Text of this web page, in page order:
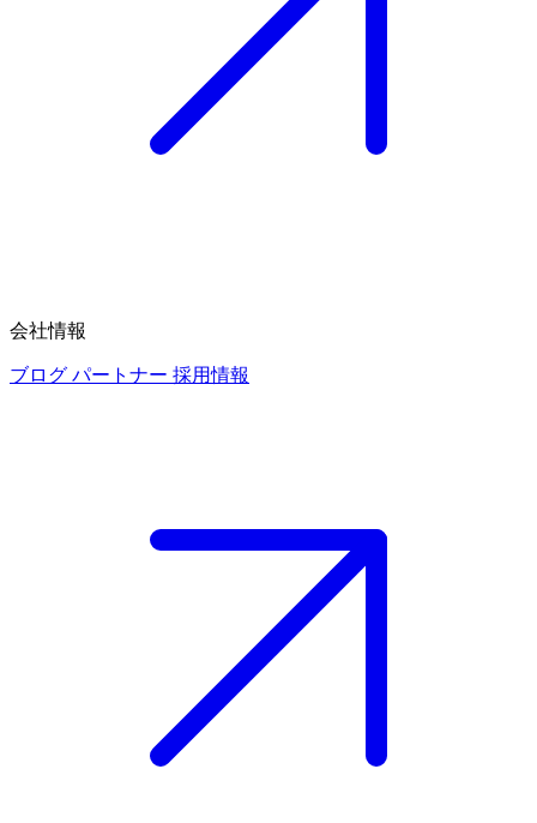
会社情報
ブログ パートナー 採用情報